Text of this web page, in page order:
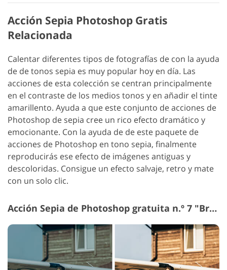
Acción Sepia Photoshop Gratis
Relacionada
Calentar diferentes tipos de fotografías de con la ayuda
de de tonos sepia es muy popular hoy en día. Las
acciones de esta colección se centran principalmente
en el contraste de los medios tonos y en añadir el tinte
amarillento. Ayuda a que este conjunto de acciones de
Photoshop de sepia cree un rico efecto dramático y
emocionante. Con la ayuda de de este paquete de
acciones de Photoshop en tono sepia, finalmente
reproducirás ese efecto de imágenes antiguas y
descoloridas. Consigue un efecto salvaje, retro y mate
con un solo clic.
Acción Sepia de Photoshop gratuita n.º 7 "Brightening"